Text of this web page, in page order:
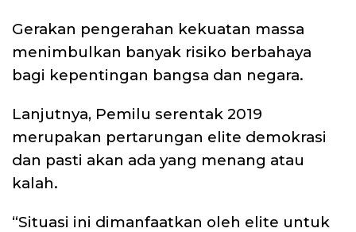
Gerakan pengerahan kekuatan massa
menimbulkan banyak risiko berbahaya
bagi kepentingan bangsa dan negara.
Lanjutnya, Pemilu serentak 2019
merupakan pertarungan elite demokrasi
dan pasti akan ada yang menang atau
kalah.
“Situasi ini dimanfaatkan oleh elite untuk